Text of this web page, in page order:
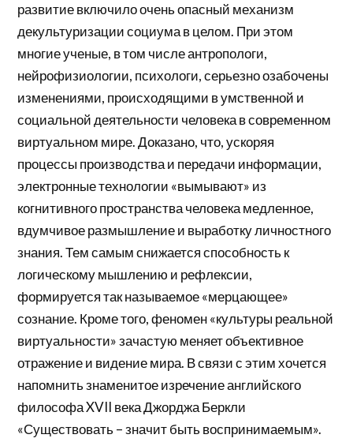
развитие включило очень опасный механизм
декультуризации социума в целом. При этом
многие ученые, в том числе антропологи,
нейрофизиологии, психологи, серьезно озабочены
изменениями, происходящими в умственной и
социальной деятельности человека в современном
виртуальном мире. Доказано, что, ускоряя
процессы производства и передачи информации,
электронные технологии «вымывают» из
когнитивного пространства человека медленное,
вдумчивое размышление и выработку личностного
знания. Тем самым снижается способность к
логическому мышлению и рефлексии,
формируется так называемое «мерцающее»
сознание. Кроме того, феномен «культуры реальной
виртуальности» зачастую меняет объективное
отражение и видение мира. В связи с этим хочется
напомнить знаменитое изречение английского
философа XVII века Джорджа Беркли
«Существовать – значит быть воспринимаемым».